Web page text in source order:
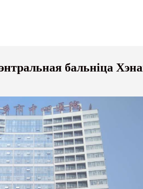
бальніца